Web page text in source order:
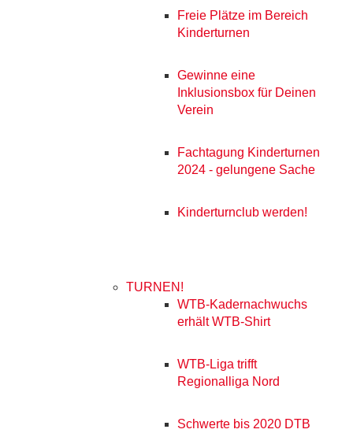
Freie Plätze im Bereich
Kinderturnen
Gewinne eine
Inklusionsbox für Deinen
Verein
Fachtagung Kinderturnen
2024 - gelungene Sache
Kinderturnclub werden!
TURNEN!
WTB-Kadernachwuchs
erhält WTB-Shirt
WTB-Liga trifft
Regionalliga Nord
Schwerte bis 2020 DTB